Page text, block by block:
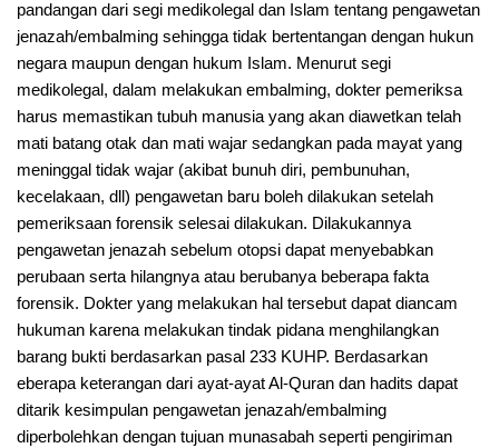
pandangan dari segi medikolegal dan Islam tentang pengawetan
jenazah/embalming sehingga tidak bertentangan dengan hukun
negara maupun dengan hukum Islam. Menurut segi
medikolegal, dalam melakukan embalming, dokter pemeriksa
harus memastikan tubuh manusia yang akan diawetkan telah
mati batang otak dan mati wajar sedangkan pada mayat yang
meninggal tidak wajar (akibat bunuh diri, pembunuhan,
kecelakaan, dll) pengawetan baru boleh dilakukan setelah
pemeriksaan forensik selesai dilakukan. Dilakukannya
pengawetan jenazah sebelum otopsi dapat menyebabkan
perubaan serta hilangnya atau berubanya beberapa fakta
forensik. Dokter yang melakukan hal tersebut dapat diancam
hukuman karena melakukan tindak pidana menghilangkan
barang bukti berdasarkan pasal 233 KUHP. Berdasarkan
eberapa keterangan dari ayat-ayat Al-Quran dan hadits dapat
ditarik kesimpulan pengawetan jenazah/embalming
diperbolehkan dengan tujuan munasabah seperti pengiriman